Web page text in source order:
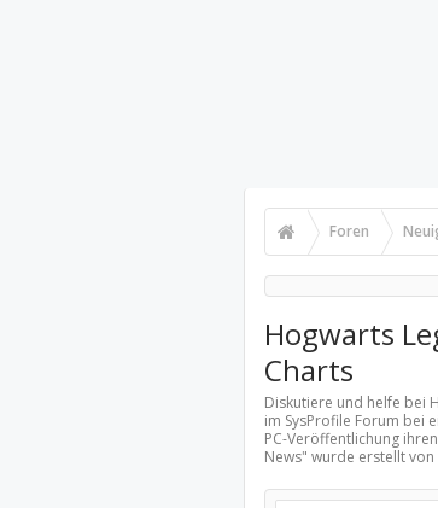
Foren
Hogwarts
Charts
Diskutiere und helfe bei
im SysProfile Forum bei
PC-Veröffentlichung
News" wurde erstellt von